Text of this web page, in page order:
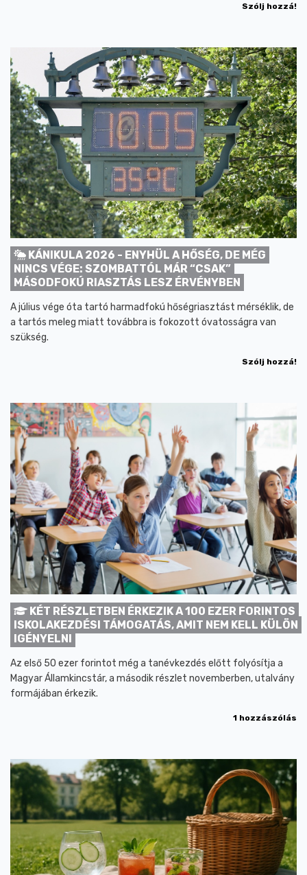
Szólj hozzá!
KÁNIKULA 2026 - ENYHÜL A HŐSÉG, DE MÉG
NINCS VÉGE: SZOMBATTÓL MÁR “CSAK”
MÁSODFOKÚ RIASZTÁS LESZ ÉRVÉNYBEN
A július vége óta tartó harmadfokú hőségriasztást mérséklik, de
a tartós meleg miatt továbbra is fokozott óvatosságra van
szükség.
Szólj hozzá!
KÉT RÉSZLETBEN ÉRKEZIK A 100 EZER FORINTOS
ISKOLAKEZDÉSI TÁMOGATÁS, AMIT NEM KELL KÜLÖN
IGÉNYELNI
Az első 50 ezer forintot még a tanévkezdés előtt folyósítja a
Magyar Államkincstár, a második részlet novemberben, utalvány
formájában érkezik.
1 hozzászólás